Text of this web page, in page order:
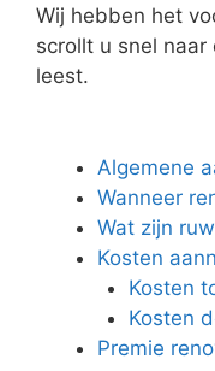
Wij hebben het
scrollt u snel
leest.
Algemene
Wanneer
Wat zijn
Kosten
Kosten
Kosten
Premie